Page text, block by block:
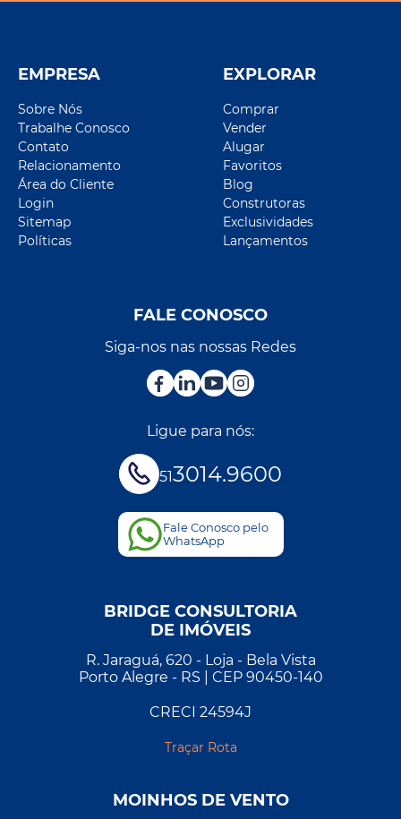
EMPRESA
Sobre Nós
Trabalhe Conosco
Contato
Relacionamento
Área do Cliente
Login
Sitemap
Políticas
EXPLORAR
Comprar
Vender
Alugar
Favoritos
Blog
Construtoras
Exclusividades
Lançamentos
FALE CONOSCO
Siga-nos nas nossas Redes
Ligue para nós:
513014.9600
Fale Conosco pelo
WhatsApp
BRIDGE CONSULTORIA
DE IMÓVEIS
R. Jaraguá, 620 - Loja - Bela Vista
Porto Alegre - RS | CEP 90450-140
CRECI 24594J
Traçar Rota
MOINHOS DE VENTO